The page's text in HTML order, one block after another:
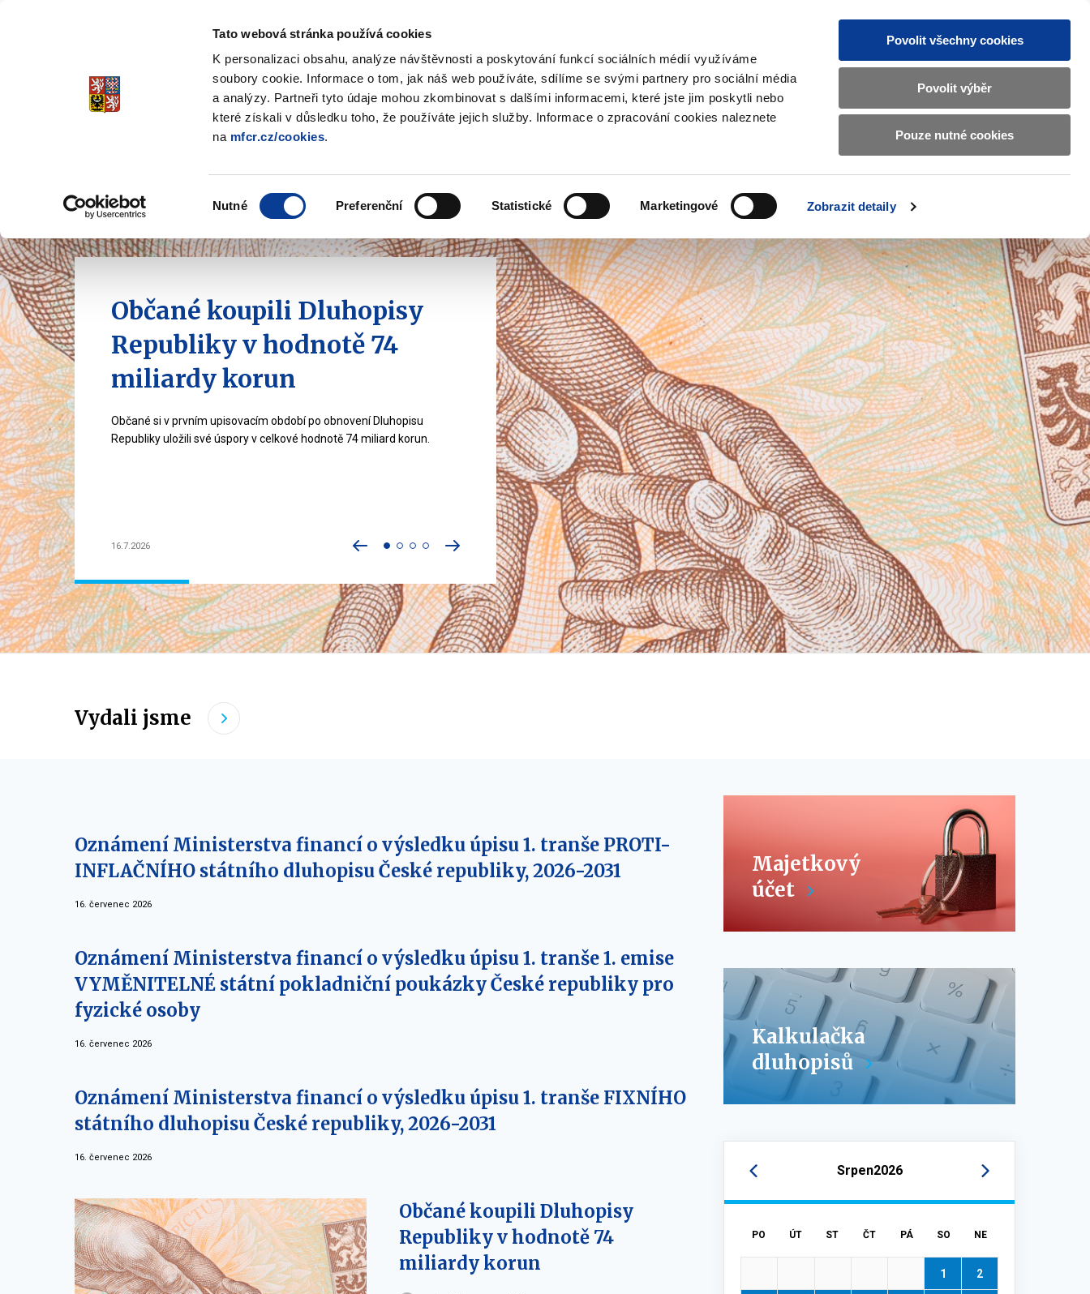
Tato webová stránka používá cookies
K personalizaci obsahu, analýze návštěvnosti a poskytování funkcí sociálních médií využíváme
soubory cookie. Informace o tom, jak náš web používáte, sdílíme se svými partnery pro sociální média
a analýzy. Partneři tyto údaje mohou zkombinovat s dalšími informacemi, které jste jim poskytli nebo
které získali v důsledku toho, že používáte jejich služby. Informace o zpracování cookies naleznete
na mfcr.cz/cookies.
Nutné Preferenční Statistické Marketingové Zobrazit detaily
Povolit všechny cookies
Povolit výběr
Pouze nutné cookies
Spořicí státní dluhopisy
Stabilita, Spolehlivost, Důvěryhodnost Vyhledat
Pohybujte
šipkami
pro
našeptaných
položek
MAJETKOVÝ ÚČET
submenu
dluhopisech
submenu
investovat
submenu
Užitečné
submenu
a
oznámení
Kontakty
Úvodní
stránka
Nejnovější
Přejít
Přejít
následující
Občané koupili Dluhopisy
Republiky v hodnotě 74
miliardy korun
Občané si v prvním upisovacím období po obnovení Dluhopisu
Republiky uložili své úspory v celkové hodnotě 74 miliard korun.
16.7.2026
Vydali jsme
Oznámení Ministerstva financí o výsledku úpisu 1. tranše PROTI-
INFLAČNÍHO státního dluhopisu České republiky, 2026-2031
16. červenec 2026
Oznámení Ministerstva financí o výsledku úpisu 1. tranše 1. emise
VYMĚNITELNÉ státní pokladniční poukázky České republiky pro
fyzické osoby
16. červenec 2026
Oznámení Ministerstva financí o výsledku úpisu 1. tranše FIXNÍHO
státního dluhopisu České republiky, 2026-2031
16. červenec 2026
Občané koupili Dluhopisy
Republiky v hodnotě 74
miliardy korun
Majetkový
účet
Kalkulačka
dluhopisů
Srpen2026
PO ÚT ST ČT PÁ SO NE
1 2